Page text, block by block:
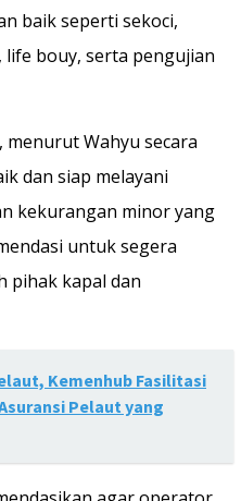
baik seperti sekoci,
life bouy, serta pengujian
Wahyu secara
dan siap melayani
kekurangan minor yang
untuk segera
pihak kapal dan
Kemenhub Fasilitasi
Pelaut yang